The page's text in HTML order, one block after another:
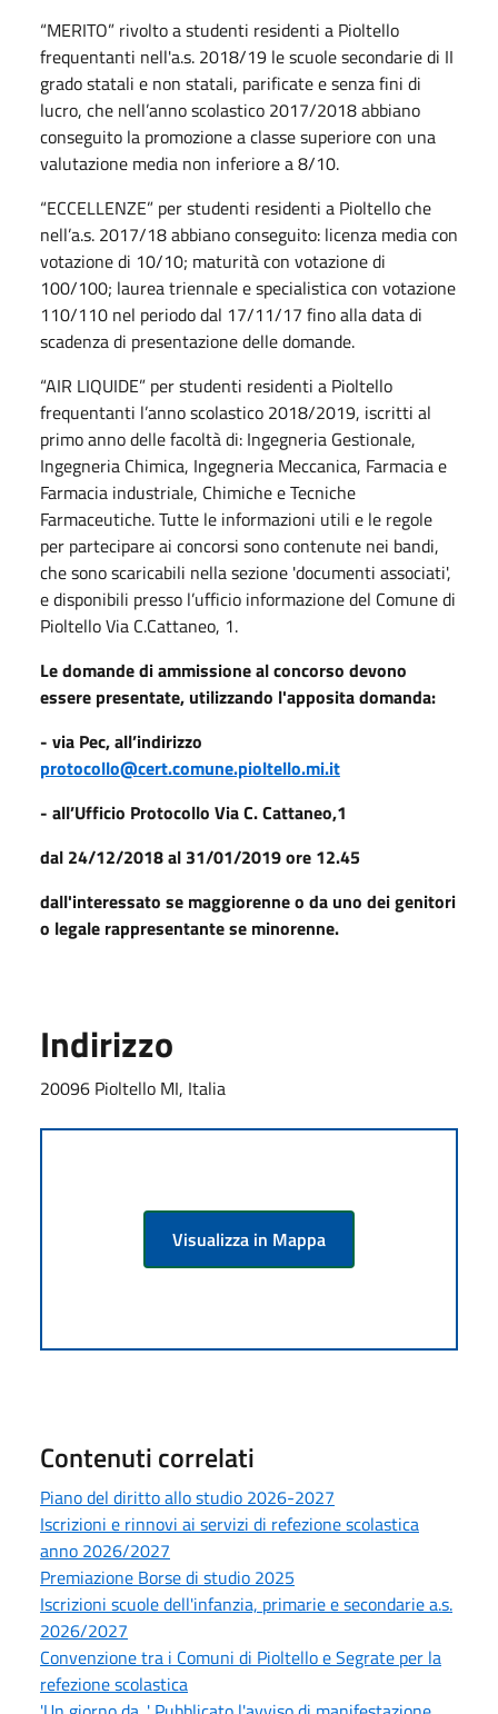
“MERITO” rivolto a studenti residenti a Pioltello
frequentanti nell'a.s. 2018/19 le scuole secondarie di II
grado statali e non statali, parificate e senza fini di
lucro, che nell’anno scolastico 2017/2018 abbiano
conseguito la promozione a classe superiore con una
valutazione media non inferiore a 8/10.
“ECCELLENZE” per studenti residenti a Pioltello che
nell’a.s. 2017/18 abbiano conseguito: licenza media con
votazione di 10/10; maturità con votazione di
100/100; laurea triennale e specialistica con votazione
110/110 nel periodo dal 17/11/17 fino alla data di
scadenza di presentazione delle domande.
“AIR LIQUIDE” per studenti residenti a Pioltello
frequentanti l’anno scolastico 2018/2019, iscritti al
primo anno delle facoltà di: Ingegneria Gestionale,
Ingegneria Chimica, Ingegneria Meccanica, Farmacia e
Farmacia industriale, Chimiche e Tecniche
Farmaceutiche. Tutte le informazioni utili e le regole
per partecipare ai concorsi sono contenute nei bandi,
che sono scaricabili nella sezione 'documenti associati',
e disponibili presso l’ufficio informazione del Comune di
Pioltello Via C.Cattaneo, 1.
Le domande di ammissione al concorso devono
essere presentate, utilizzando l'apposita domanda:
- via Pec, all’indirizzo
protocollo@cert.comune.pioltello.mi.it
- all’Ufficio Protocollo Via C. Cattaneo,1
dal 24/12/2018 al 31/01/2019 ore 12.45
dall'interessato se maggiorenne o da uno dei genitori
o legale rappresentante se minorenne.
Indirizzo
20096 Pioltello MI, Italia
Visualizza in Mappa
Contenuti correlati
Piano del diritto allo studio 2026-2027
Iscrizioni e rinnovi ai servizi di refezione scolastica
anno 2026/2027
Premiazione Borse di studio 2025
Iscrizioni scuole dell'infanzia, primarie e secondarie a.s.
2026/2027
Convenzione tra i Comuni di Pioltello e Segrate per la
refezione scolastica